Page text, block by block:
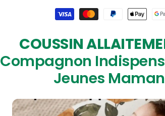
Lavable
COUSSIN
Compagnon
Jeunes